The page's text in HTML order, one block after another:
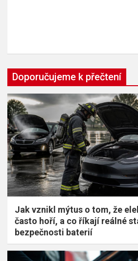
Doporučujeme k přečtení
Jak vznikl mýtus o tom, že
často hoří, a co říkají reálné
bezpečnosti baterií